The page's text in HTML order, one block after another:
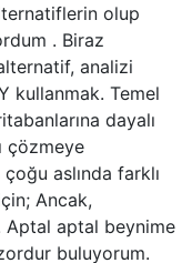
olup
. Biraz
analizi
kullanmak. Temel
dayalı
çözmeye
aslında farklı
Ancak,
aptal beynime
buluyorum.